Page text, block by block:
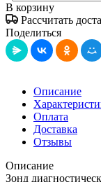
В корзину
Рассчитать
Поделиться
Описание
Оплата
Доставка
Отзывы
Описание
Зонд